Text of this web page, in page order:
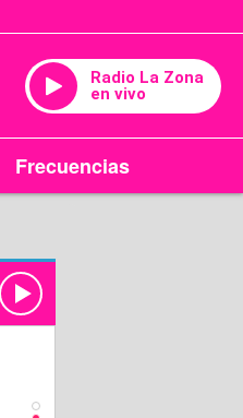
Radio La Zona
en vivo
Frecuencias